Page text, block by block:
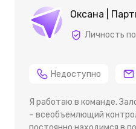
Оксана |
Личность
Недоступно
Я работаю в команде.
– всеобъемлющий